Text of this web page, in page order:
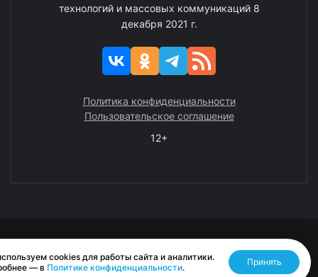
технологий и массовых коммуникаций 8
декабря 2021 г.
Политика конфиденциальности
Пользовательское соглашение
12+
Разработано RASA
cookies для работы сайта и аналитики.
— в Политике конфиденциальности.
Принять